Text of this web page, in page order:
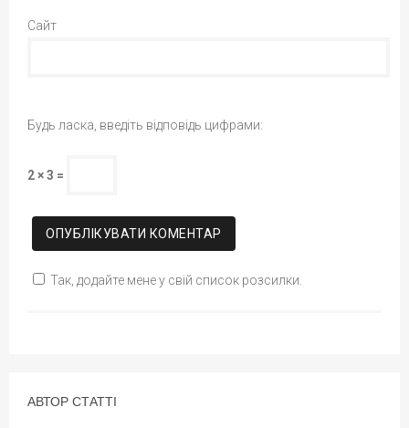
Сайт
Будь ласка, введіть відповідь цифрами:
2 × 3 =
Так, додайте мене у свій список розсилки.
АВТОР СТАТТІ